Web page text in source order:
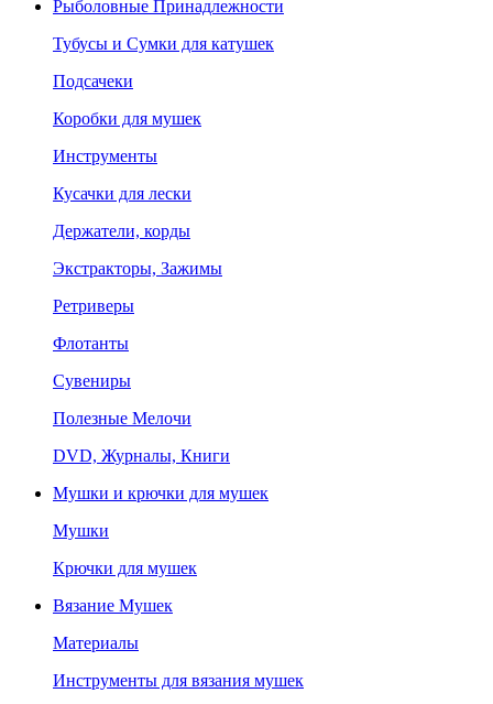
Рыболовные Принадлежности
Тубусы и Сумки для катушек
Подсачеки
Коробки для мушек
Инструменты
Кусачки для лески
Держатели, корды
Экстракторы, Зажимы
Ретриверы
Флотанты
Сувениры
Полезные Мелочи
DVD, Журналы, Книги
Мушки и крючки для мушек
Мушки
Крючки для мушек
Вязание Мушек
Материалы
Инструменты для вязания мушек